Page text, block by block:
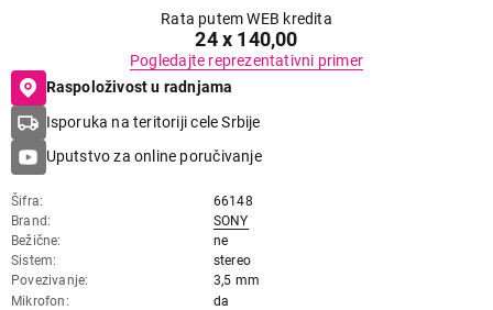
Rata putem WEB kredita
24 x 140,00
Pogledajte reprezentativni primer
Raspoloživost u radnjama
Isporuka na teritoriji cele Srbije
Uputstvo za online poručivanje
Šifra
66148
Brand
SONY
Bežične
ne
Sistem
stereo
Povezivanje
3,5 mm
Mikrofon
da